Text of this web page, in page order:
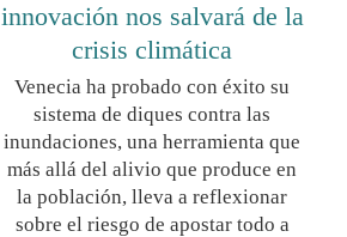
innovación nos salvará de la
crisis climática
Venecia ha probado con éxito su
sistema de diques contra las
inundaciones, una herramienta que
más allá del alivio que produce en
la población, lleva a reflexionar
sobre el riesgo de apostar todo a